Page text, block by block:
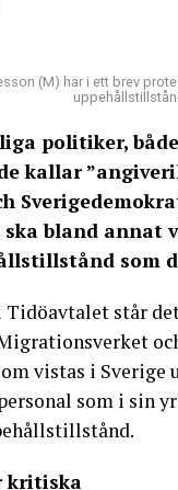
(M) har i ett brev
politiker,
kallar
bland annat
som
står
vistas i
som i sin
kritiska